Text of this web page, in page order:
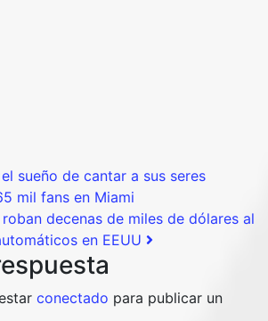
sueño de cantar a sus seres
mil fans en Miami
decenas de miles de dólares al
en EEUU
conectado para publicar un